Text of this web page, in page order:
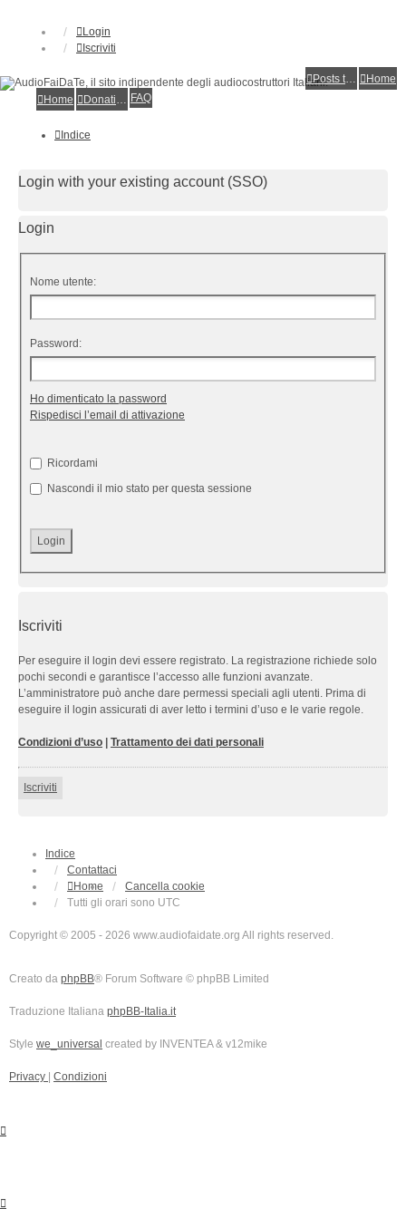
Login
Iscriviti
Posts toplist
Home
Home
Donations FAQ
Indice
Login with your existing account (SSO)
Login
Nome utente:
Password:
Ho dimenticato la password
Rispedisci l’email di attivazione
Ricordami
Nascondi il mio stato per questa sessione
Iscriviti
Per eseguire il login devi essere registrato. La registrazione richiede solo
pochi secondi e garantisce l’accesso alle funzioni avanzate.
L’amministratore può anche dare permessi speciali agli utenti. Prima di
eseguire il login assicurati di aver letto i termini d’uso e le varie regole.
Condizioni d’uso | Trattamento dei dati personali
Iscriviti
Indice
Contattaci
Home
Cancella cookie
Tutti gli orari sono UTC
Copyright © 2005 - 2026 www.audiofaidate.org All rights reserved.
Creato da phpBB® Forum Software © phpBB Limited
Traduzione Italiana phpBB-Italia.it
Style we_universal created by INVENTEA & v12mike
Privacy | Condizioni